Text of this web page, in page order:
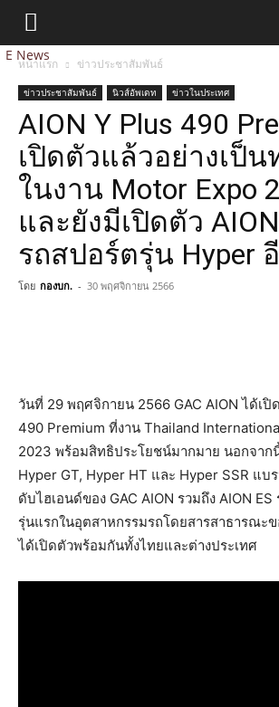
E News
หน้าแรก ข่าวประชาสัมพันธ์
ข่าวประชาสัมพันธ์ นิวส์อัพเดท ข่าวในประเทศ
AION Y Plus 490
เปิดตัวแล้วอย่างเป็น
ในงาน Motor Expo
และยังมีเปิดตัว
รถสปอร์ตรุ่น Hyper
โดย กองบก. - 30 พฤศจิกายน 2566
วันที่ 29 พฤศจิกายน 2566 GAC AION ได้เปิ
490 Premium ที่งาน Thailand
2023 พร้อมสิทธิประโยชน์มากมาย นอกจาก
Hyper GT, Hyper HT และ Hyper SSR แ
ดับไฮเอนด์ของ GAC AION รวมถึง AION
รุ่นแรกในอุตสาหกรรมรถโดยสารสาธารณะ
ได้เปิดตัวพร้อมกันทั้งไทยและต่างประเทศ